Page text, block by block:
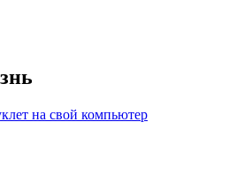
на свой компьютер